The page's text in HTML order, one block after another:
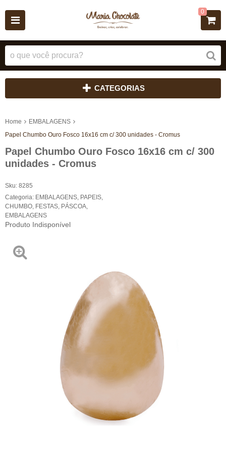
0
CATEGORIAS
Home
EMBALAGENS
Papel Chumbo Ouro Fosco 16x16 cm c/ 300 unidades - Cromus
Papel Chumbo Ouro Fosco 16x16 cm c/ 300
unidades - Cromus
Sku: 8285
Categoria: EMBALAGENS PAPEIS
CHUMBO FESTAS PÁSCOA
EMBALAGENS
Produto Indisponível